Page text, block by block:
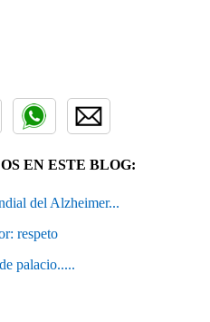
EN ESTE BLOG:
del Alzheimer...
respeto
palacio.....